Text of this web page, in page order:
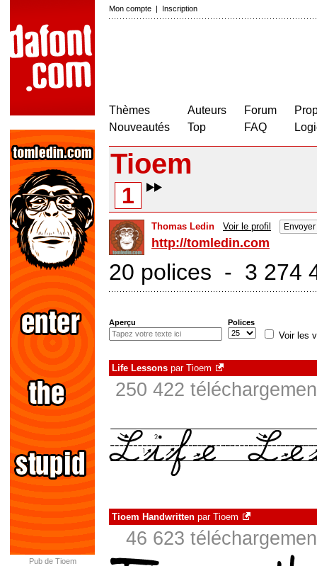
Mon compte | Inscription
Thèmes
Nouveautés
Auteurs
Top
Forum
FAQ
Pub de Tioem
Tioem
1
Thomas Ledin Voir le profil
http://tomledin.com
20 polices - 3 274
Aperçu Polices
Voir les
Life Lessons par Tioem
250 422
Tioem Handwritten par Tioem
46 623